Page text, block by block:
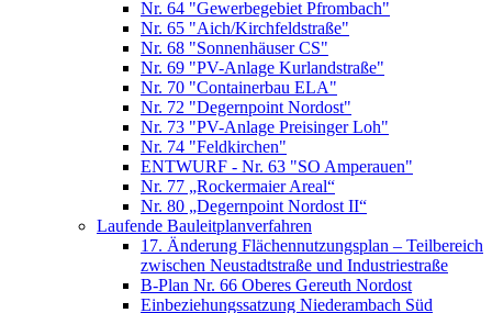
Nr. 64 "Gewerbegebiet Pfrombach"
Nr. 65 "Aich/Kirchfeldstraße"
Nr. 68 "Sonnenhäuser CS"
Nr. 69 "PV-Anlage Kurlandstraße"
Nr. 70 "Containerbau ELA"
Nr. 72 "Degernpoint Nordost"
Nr. 73 "PV-Anlage Preisinger Loh"
Nr. 74 "Feldkirchen"
ENTWURF - Nr. 63 "SO Amperauen"
Nr. 77 „Rockermaier Areal“
Nr. 80 „Degernpoint Nordost II“
Laufende Bauleitplanverfahren
17. Änderung Flächennutzungsplan – Teilbereich
zwischen Neustadtstraße und Industriestraße
B-Plan Nr. 66 Oberes Gereuth Nordost
Einbeziehungssatzung Niederambach Süd